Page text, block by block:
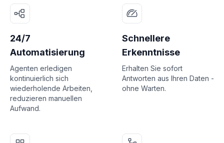
24/7
Automatisierung
Agenten erledigen
kontinuierlich sich
wiederholende Arbeiten,
reduzieren manuellen
Aufwand.
Schnellere
Erkenntnisse
Erhalten Sie sofort
Antworten aus Ihren Daten -
ohne Warten.